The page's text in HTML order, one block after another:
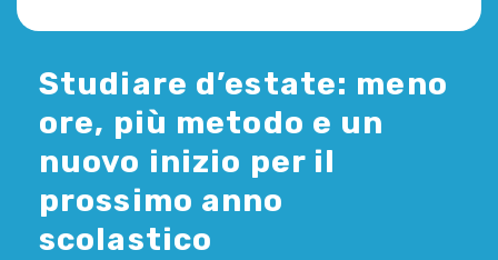
Studiare d’estate: meno
ore, più metodo e un
nuovo inizio per il
prossimo anno
scolastico